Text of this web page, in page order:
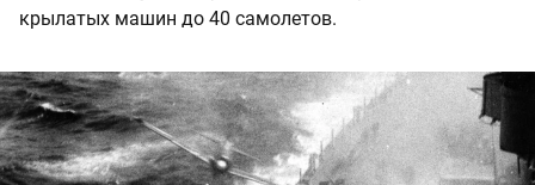
крылатых машин до 40 самолетов.